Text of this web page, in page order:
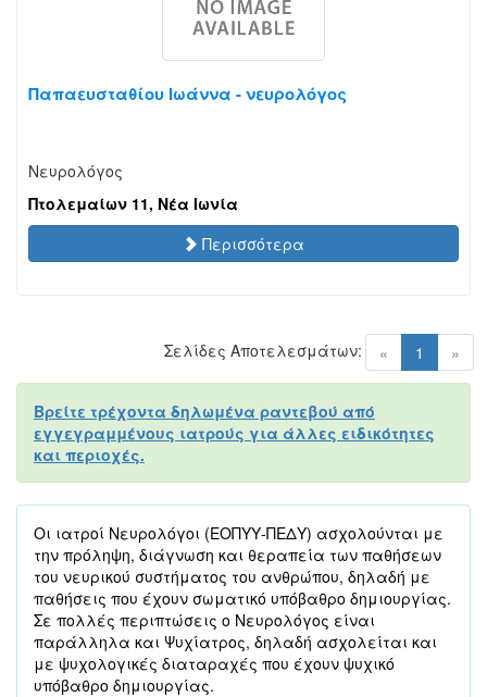
Παπαευσταθίου Ιωάννα - νευρολόγος
Νευρολόγος
Πτολεμαίων 11, Νέα Ιωνία
Περισσότερα
« 1 (current)
»
Σελίδες Αποτελεσμάτων:
Βρείτε τρέχοντα δηλωμένα ραντεβού από
εγγεγραμμένους ιατρούς για άλλες ειδικότητες
και περιοχές.
Οι ιατροί Νευρολόγοι (ΕΟΠΥΥ-ΠΕΔΥ) ασχολούνται με
την πρόληψη, διάγνωση και θεραπεία των παθήσεων
του νευρικού συστήματος του ανθρώπου, δηλαδή με
παθήσεις που έχουν σωματικό υπόβαθρο δημιουργίας.
Σε πολλές περιπτώσεις ο Νευρολόγος είναι
παράλληλα και Ψυχίατρος, δηλαδή ασχολείται και
με ψυχολογικές διαταραχές που έχουν ψυχικό
υπόβαθρο δημιουργίας.